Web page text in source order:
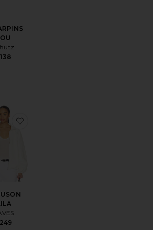
KNICKS
The Free Montana Short
aux préférésVALISE STADIUM BAG